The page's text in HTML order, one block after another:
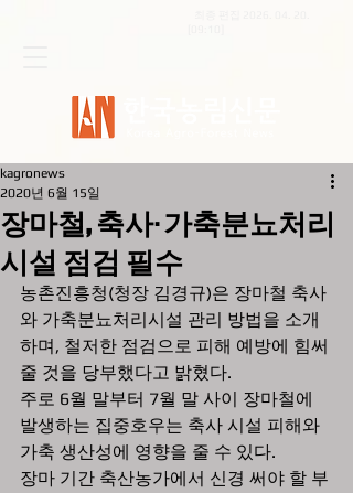
장마철, 축사·가축분뇨처리
시설 점검 필수
kagronews
2020년 6월 15일
농촌진흥청(청장 김경규)은 장마철 축사
와 가축분뇨처리시설 관리 방법을 소개
하며, 철저한 점검으로 피해 예방에 힘써
줄 것을 당부했다고 밝혔다.
주로 6월 말부터 7월 말 사이 장마철에
발생하는 집중호우는 축사 시설 피해와
가축 생산성에 영향을 줄 수 있다.
장마 기간 축산농가에서 신경 써야 할 부